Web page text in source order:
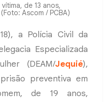
de 13 anos,
Ascom / PCBA)
a Polícia Civil da
Especializada
(DEAM/Jequié),
preventiva em
de 19 anos,